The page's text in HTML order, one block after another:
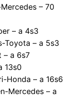
– 70
– a 4s3
Toyota – a 5s3
– a 6s7
13s0
Honda – a 16s6
Mercedes – a